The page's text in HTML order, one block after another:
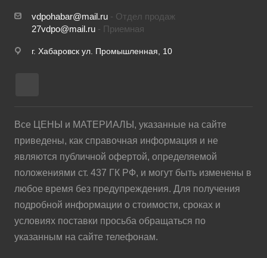
vdpohabar@mail.ru - Отдел продаж
27vdpo@mail.ru - Приемная
г. Хабаровск ул. Промышленная, 10
Все ЦЕНЫ и МАТЕРИАЛЫ, указанные на сайте
приведены, как справочная информация и не
являются публичной офертой, определяемой
положениями ст. 437 ГК РФ, и могут быть изменены в
любое время без предупреждения. Для получения
подробной информации о стоимости, сроках и
условиях поставки просьба обращаться по
указанным на сайте телефонам.